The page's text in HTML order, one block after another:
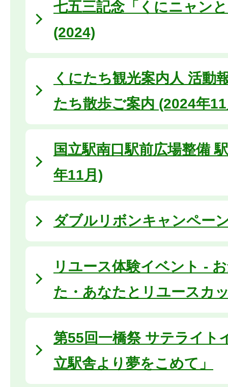
七五三記念「くにニャン
(2024)
くにたち観光案内人 活動
たち散歩ご案内 (2024年
国立駅南口駅前広場整備
年11月)
ダブルリボンキャンペー
リユース体験イベント -
た・あなたとリユースカ
第55回一橋祭 サテライト
立駅舎より夢をこめて」